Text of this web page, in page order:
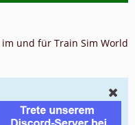
und für Train Sim World